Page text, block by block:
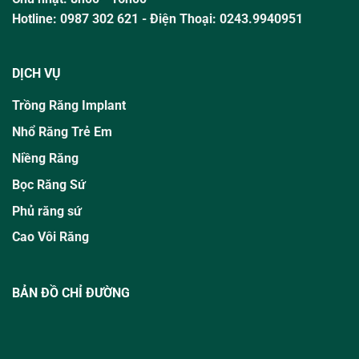
Hotline: 0987 302 621 - Điện Thoại: 0243.9940951
DỊCH VỤ
Trồng Răng Implant
Nhổ Răng Trẻ Em
Niềng Răng
Bọc Răng Sứ
Phủ răng sứ
Cao Vôi Răng
BẢN ĐỒ CHỈ ĐƯỜNG